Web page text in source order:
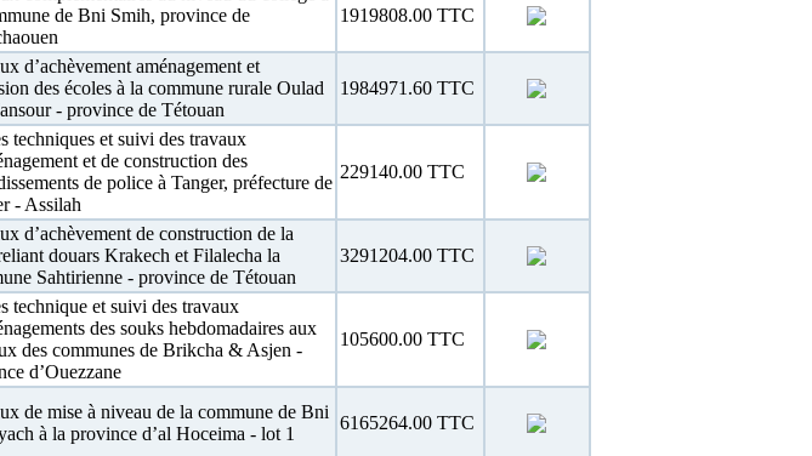
de Bni Smih, province de
1919808.00 TTC
d’achèvement aménagement et
des écoles à la commune rurale Oulad
- province de Tétouan
1984971.60 TTC
techniques et suivi des travaux
et de construction des
de police à Tanger, préfecture de
- Assilah
229140.00 TTC
d’achèvement de construction de la
douars Krakech et Filalecha la
Sahtirienne - province de Tétouan
3291204.00 TTC
technique et suivi des travaux
des souks hebdomadaires aux
des communes de Brikcha & Asjen -
d’Ouezzane
105600.00 TTC
de mise à niveau de la commune de Bni
à la province d’al Hoceima - lot 1
6165264.00 TTC